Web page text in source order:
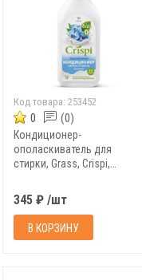
Код товара: 253452
0 (0)
Кондиционер-
ополаскиватель для
стирки, Grass, Crispi,
свежесть чувств, 1 л
345 ₽ /шт
В КОРЗИНУ